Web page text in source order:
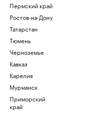
Пермский край
Ростов-на-Дону
Татарстан
Тюмень
Черноземье
Кавказ
Карелия
Мурманск
Приморский
край